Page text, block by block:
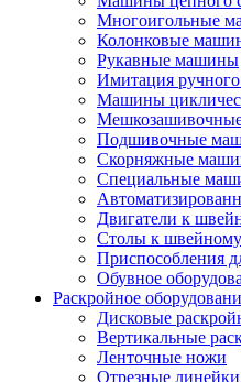
Многоигольные
Колонковые
Рукавные машины
Имитация ручного
Машины
Подшивочные
Скорняжные
Специальные
Двигатели к
Столы к
Приспособления
Обувное
Раскройное
Дисковые
Вертикальные
Ленточные ножи
Отрезные линейки